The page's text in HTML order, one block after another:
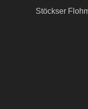
Stöckser